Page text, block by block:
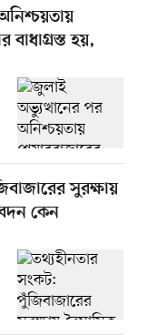
বাধাগ্রস্ত হয়,
সুরক্ষায়
কেন